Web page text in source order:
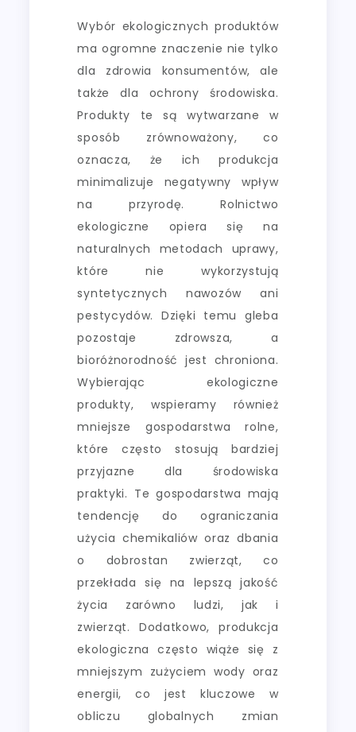
Wybór ekologicznych produktów
ma ogromne znaczenie nie tylko
dla zdrowia konsumentów, ale
także dla ochrony środowiska.
Produkty te są wytwarzane w
sposób zrównoważony, co
oznacza, że ich produkcja
minimalizuje negatywny wpływ
na przyrodę. Rolnictwo
ekologiczne opiera się na
naturalnych metodach uprawy,
które nie wykorzystują
syntetycznych nawozów ani
pestycydów. Dzięki temu gleba
pozostaje zdrowsza, a
bioróżnorodność jest chroniona.
Wybierając ekologiczne
produkty, wspieramy również
mniejsze gospodarstwa rolne,
które często stosują bardziej
przyjazne dla środowiska
praktyki. Te gospodarstwa mają
tendencję do ograniczania
użycia chemikaliów oraz dbania
o dobrostan zwierząt, co
przekłada się na lepszą jakość
życia zarówno ludzi, jak i
zwierząt. Dodatkowo, produkcja
ekologiczna często wiąże się z
mniejszym zużyciem wody oraz
energii, co jest kluczowe w
obliczu globalnych zmian